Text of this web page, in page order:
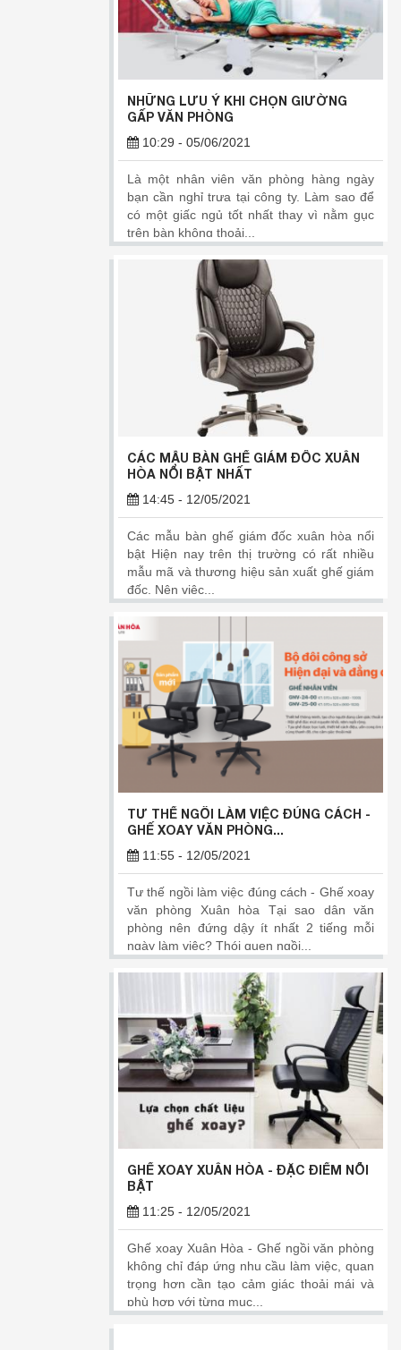
NHỮNG LƯU Ý KHI CHỌN GIƯỜNG
GẤP VĂN PHÒNG
10:29 - 05/06/2021
Là một nhân viên văn phòng hàng ngày
bạn cần nghỉ trưa tại công ty. Làm sao để
có một giấc ngủ tốt nhất thay vì nằm gục
trên bàn không thoải...
CÁC MẪU BÀN GHẾ GIÁM ĐỐC XUÂN
HÒA NỔI BẬT NHẤT
14:45 - 12/05/2021
Các mẫu bàn ghế giám đốc xuân hòa nổi
bật Hiện nay trên thị trường có rất nhiều
mẫu mã và thương hiệu sản xuất ghế giám
đốc. Nên việc...
TƯ THẾ NGỒI LÀM VIỆC ĐÚNG CÁCH -
GHẾ XOAY VĂN PHÒNG...
11:55 - 12/05/2021
Tư thế ngồi làm việc đúng cách - Ghế xoay
văn phòng Xuân hòa Tại sao dân văn
phòng nên đứng dậy ít nhất 2 tiếng mỗi
ngày làm việc? Thói quen ngồi...
GHẾ XOAY XUÂN HÒA - ĐẶC ĐIỂM NỔI
BẬT
11:25 - 12/05/2021
Ghế xoay Xuân Hòa - Ghế ngồi văn phòng
không chỉ đáp ứng nhu cầu làm việc, quan
trọng hơn cần tạo cảm giác thoải mái và
phù hợp với từng mục...